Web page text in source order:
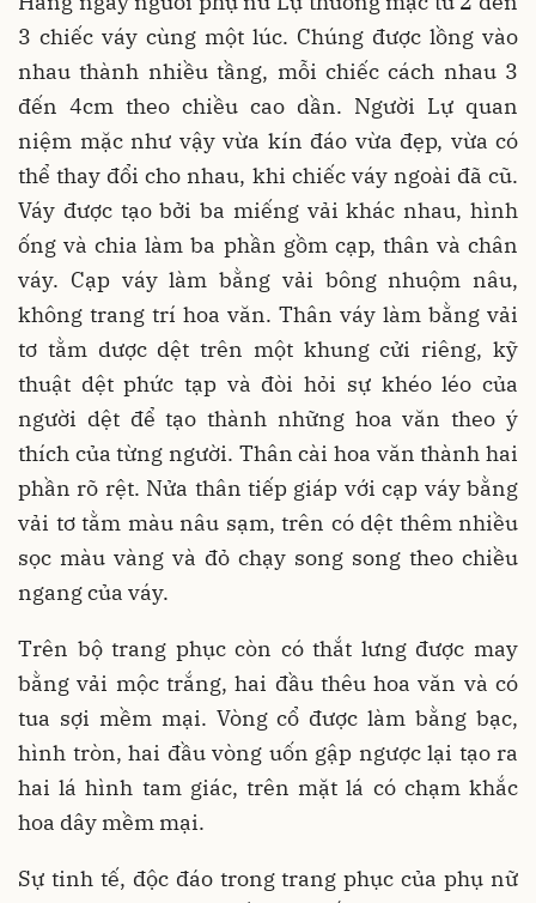
3 chiếc váy cùng một lúc. Chúng được lồng vào
nhau thành nhiều tầng, mỗi chiếc cách nhau 3
đến 4cm theo chiều cao dần. Người Lự quan
niệm mặc như vậy vừa kín đáo vừa đẹp, vừa có
thể thay đổi cho nhau, khi chiếc váy ngoài đã cũ.
Váy được tạo bởi ba miếng vải khác nhau, hình
ống và chia làm ba phần gồm cạp, thân và chân
váy. Cạp váy làm bằng vải bông nhuộm nâu,
không trang trí hoa văn. Thân váy làm bằng vải
tơ tằm dược dệt trên một khung cửi riêng, kỹ
thuật dệt phức tạp và đòi hỏi sự khéo léo của
người dệt để tạo thành những hoa văn theo ý
thích của từng người. Thân cài hoa văn thành hai
phần rõ rệt. Nửa thân tiếp giáp với cạp váy bằng
vải tơ tằm màu nâu sạm, trên có dệt thêm nhiều
sọc màu vàng và đỏ chạy song song theo chiều
ngang của váy.
Trên bộ trang phục còn có thắt lưng được may
bằng vải mộc trắng, hai đầu thêu hoa văn và có
tua sợi mềm mại. Vòng cổ được làm bằng bạc,
hình tròn, hai đầu vòng uốn gập ngược lại tạo ra
hai lá hình tam giác, trên mặt lá có chạm khắc
hoa dây mềm mại.
Sự tinh tế, độc đáo trong trang phục của phụ nữ